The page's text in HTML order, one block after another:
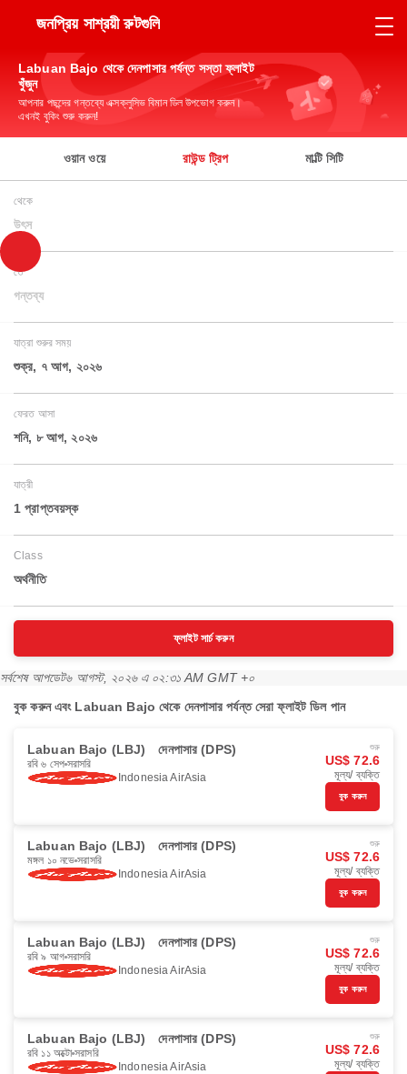
জনপ্রিয় সাশ্রয়ী রুটগুলি
Labuan Bajo থেকে দেনপাসার পর্যন্ত সস্তা ফ্লাইট
খুঁজুন
আপনার পছন্দের গন্তব্যে এক্সক্লুসিভ বিমান ডিল উপভোগ করুন।
এখনই বুকিং শুরু করুন!
ওয়ান ওয়ে রাউন্ড ট্রিপ মাল্টি সিটি
থেকে
উৎস
তে
গন্তব্য
যাত্রা শুরুর সময়
শুক্র, ৭ আগ, ২০২৬
ফেরত আসা
শনি, ৮ আগ, ২০২৬
যাত্রী
1 প্রাপ্তবয়স্ক
Class
অর্থনীতি
ফ্লাইট সার্চ করুন
সর্বশেষ আপডেট৬ আগস্ট, ২০২৬ এ ০২:৩১ AM GMT +০
বুক করুন এবং Labuan Bajo থেকে দেনপাসার পর্যন্ত সেরা ফ্লাইট ডিল পান
Labuan Bajo (LBJ) দেনপাসার (DPS)
রবি ৬ সেপ সরাসরি
Indonesia AirAsia
শুরু
US$ 72.6
মূল্য/ ব্যক্তি
বুক করুন
Labuan Bajo (LBJ) দেনপাসার (DPS)
মঙ্গল ১০ নভে সরাসরি
Indonesia AirAsia
শুরু
US$ 72.6
মূল্য/ ব্যক্তি
বুক করুন
Labuan Bajo (LBJ) দেনপাসার (DPS)
রবি ৯ আগ সরাসরি
Indonesia AirAsia
শুরু
US$ 72.6
মূল্য/ ব্যক্তি
বুক করুন
Labuan Bajo (LBJ) দেনপাসার (DPS)
রবি ১১ অক্টো সরাসরি
Indonesia AirAsia
শুরু
US$ 72.6
মূল্য/ ব্যক্তি